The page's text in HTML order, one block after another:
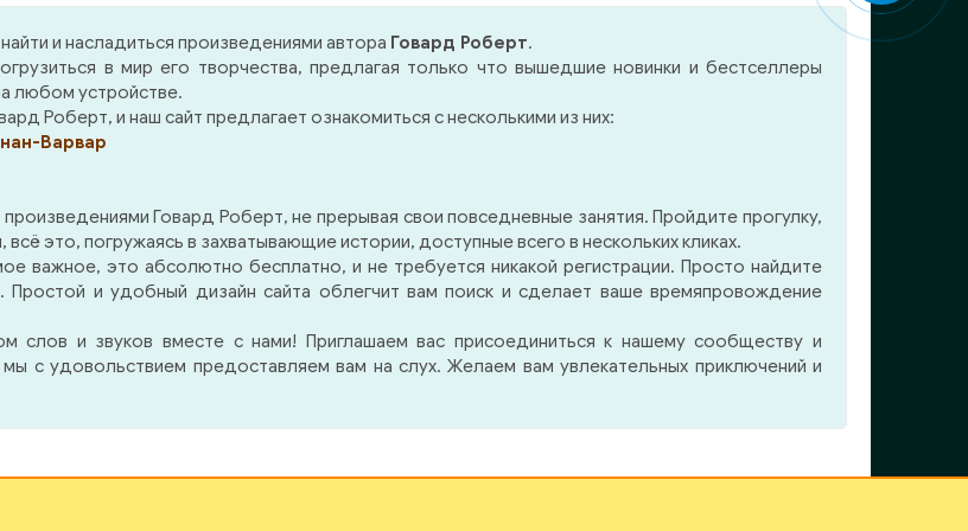
Леонид Каганов — Беседы с
папой (чит. Амир Рашидов)
Делькарды (чит. Савоськин
Федорив) Ричард Бах — Кот (
чит. Алексей Дик и ToN4)
удалось, но
Конан спас
читайте в
создатель — американский
писатель Роберт Говард,
один из родоначальников
Содержание: — …родится
ведьма -Гвозди с красными
шляпками -По ту сторону
Чёрной
и насладиться произведениями автора Говард Роберт.
в мир его творчества, предлагая только что вышедшие новинки и бестселлеры
любом устройстве.
Роберт, и наш сайт предлагает ознакомиться с несколькими из них:
Варвар
Говард Роберт, не прерывая свои повседневные занятия. Пройдите прогулку,
это, погружаясь в захватывающие истории, доступные всего в нескольких кликах.
важное, это абсолютно бесплатно, и не требуется никакой регистрации. Просто найдите
Простой и удобный дизайн сайта облегчит вам поиск и сделает ваше времяпровождение
слов и звуков вместе с нами! Приглашаем вас присоединиться к нашему сообществу и
с удовольствием предоставляем вам на слух. Желаем вам увлекательных приключений и